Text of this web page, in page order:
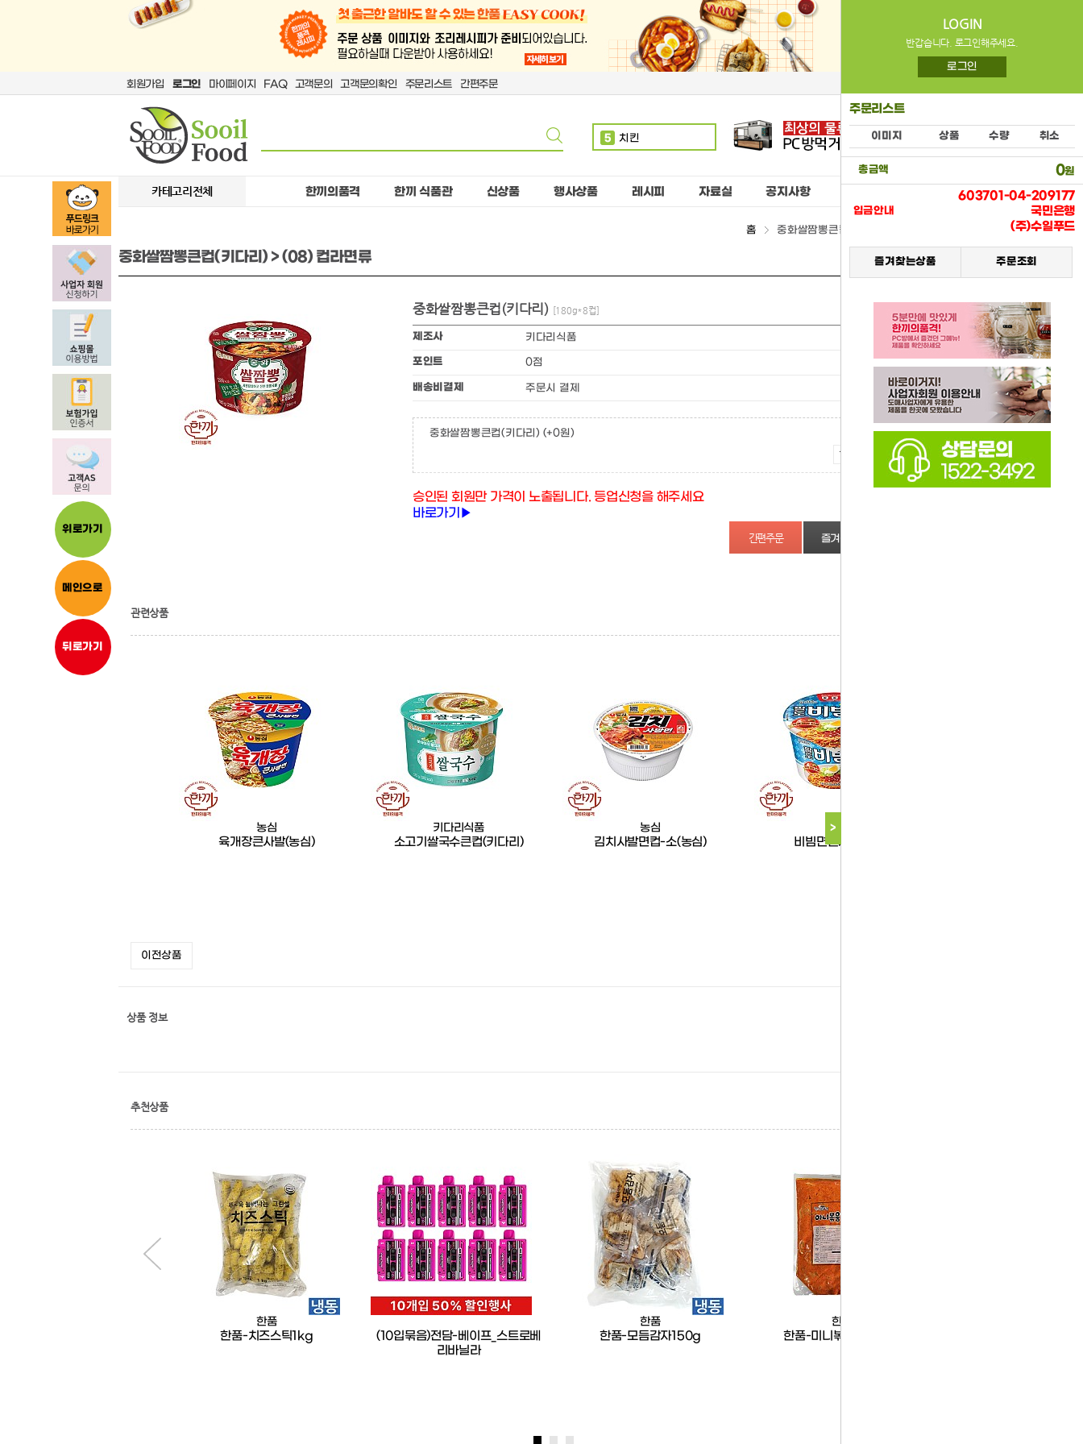
회원가입 로그인 마이페이지 FAQ 고객문의 고객문의확인 주문리스트 간편주문
6 볶음밥
돈까스
위로가기
메인으로
뒤로가기
카테고리전체 한끼의품격 한끼 식품관 신상품 행사상품 레시피 자료실 공지사항
홈 중화쌀짬뽕큰컵(키다리) > (08) 컵라면류
중화쌀짬뽕큰컵(키다리) > (08) 컵라면류
LOGIN
반갑습니다. 로그인해주세요.
로그인
주문리스트
이미지 상품 수량 취소
총금액 0원
입금안내
603701-04-209177
국민은행
(주)수일푸드
즐겨찾는상품 주문조회
>
중화쌀짬뽕큰컵(키다리) [180g*8컵]
제조사 키다리식품
포인트 0점
배송비결제 주문시 결제
중화쌀짬뽕큰컵(키다리) (+0원)
증가
감소
승인된 회원만 가격이 노출됩니다. 등업신청을 해주세요
바로가기▶
즐겨찾기
관련상품
농심
육개장큰사발(농심)
키다리식품
소고기쌀국수큰컵(키다리)
농심
김치사발면컵-소(농심)
팔도
비빔면큰사발(팔도)
이전상품
상품 정보
추천상품
한품
한품-치즈스틱1kg
(10입묶음)전담-베이프_스트로베
리바닐라
한품
한품-모듬감자150g
한품
한품-미니볶음김치2kg